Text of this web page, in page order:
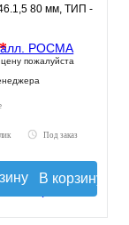
80 мм, ТИП -
- хромированная
пожалуйста
Под заказ
В корзину